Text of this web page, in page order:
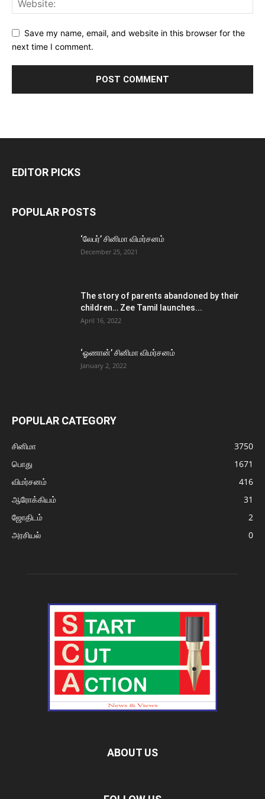
Save my name, email, and website in this browser for the
next time I comment.
EDITOR PICKS
POPULAR POSTS
‘லேபர்’ சினிமா விமர்சனம்
December 25, 2021
The story of parents abandoned by their
children… Zee Tamil launches...
April 16, 2022
‘ஓணான்’ சினிமா விமர்சனம்
January 2, 2022
POPULAR CATEGORY
சினிமா
3750
பொது
1671
விமர்சனம்
416
ஆரோக்கியம்
31
ஜோதிடம்
2
அரசியல்
0
ABOUT US